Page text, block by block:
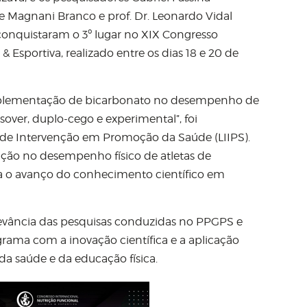
Magnani Branco e prof. Dr. Leonardo Vidal
o 3º lugar no XIX Congresso
Esportiva, realizado entre os dias 18 e 20 de
de bicarbonato no desempenho de
duplo-cego e experimental”, foi
Intervenção em Promoção da Saúde (LIIPS).
no desempenho físico de atletas de
avanço do conhecimento científico em
das pesquisas conduzidas no PPGPS e
com a inovação científica e a aplicação
saúde e da educação física.